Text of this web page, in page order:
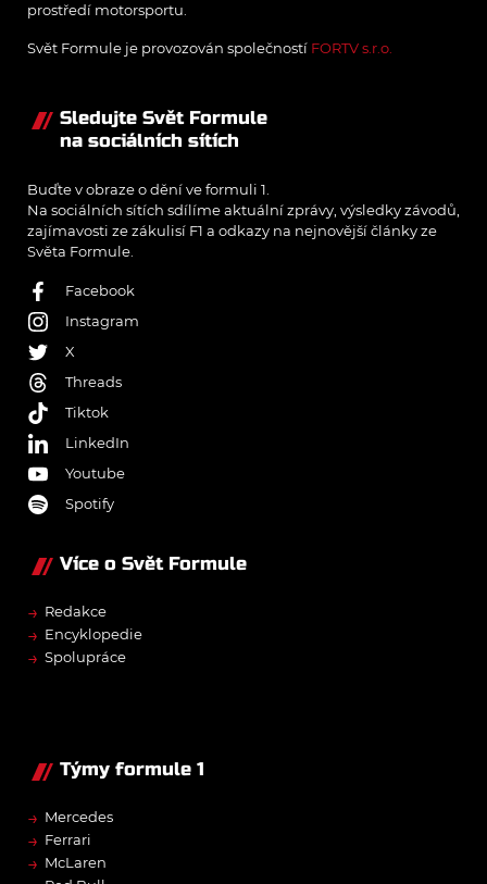
prostředí motorsportu.
Svět Formule je provozován společností FORTV s.r.o.
Sledujte Svět Formule
na sociálních sítích
Buďte v obraze o dění ve formuli 1.
Na sociálních sítích sdílíme aktuální zprávy, výsledky závodů,
zajímavosti ze zákulisí F1 a odkazy na nejnovější články ze
Světa Formule.
Facebook
Instagram
X
Threads
Tiktok
LinkedIn
Youtube
Spotify
Více o Svět Formule
→ Redakce
→ Encyklopedie
→ Spolupráce
Týmy formule 1
→ Mercedes
→ Ferrari
→ McLaren